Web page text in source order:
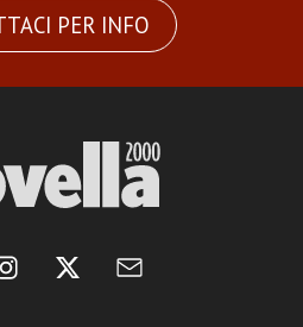
PER INFO